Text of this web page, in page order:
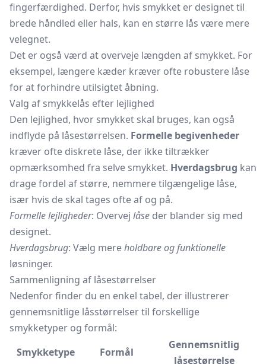
fingerfærdighed. Derfor, hvis smykket er designet til
brede håndled eller hals, kan en større lås være mere
velegnet.
Det er også værd at overveje længden af smykket. For
eksempel, længere kæder kræver ofte robustere låse
for at forhindre utilsigtet åbning.
Valg af smykkelås efter lejlighed
Den lejlighed, hvor smykket skal bruges, kan også
indflyde på låsestørrelsen. Formelle begivenheder
kræver ofte diskrete låse, der ikke tiltrækker
opmærksomhed fra selve smykket. Hverdagsbrug kan
drage fordel af større, nemmere tilgængelige låse,
især hvis de skal tages ofte af og på.
Formelle lejligheder: Overvej låse der blander sig med
designet.
Hverdagsbrug: Vælg mereholdbare og funktionelle
løsninger.
Sammenligning af låsestørrelser
Nedenfor finder du en enkel tabel, der illustrerer
gennemsnitlige låsstørrelser til forskellige
smykketyper og formål:
Smykketype
Formål
Gennemsnitlig
låsestørrelse